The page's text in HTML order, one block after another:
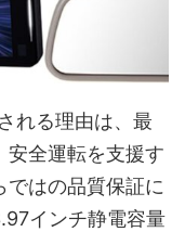
れる理由は、最
安全運転を支援す
ではの品質保証に
インチ静電容量